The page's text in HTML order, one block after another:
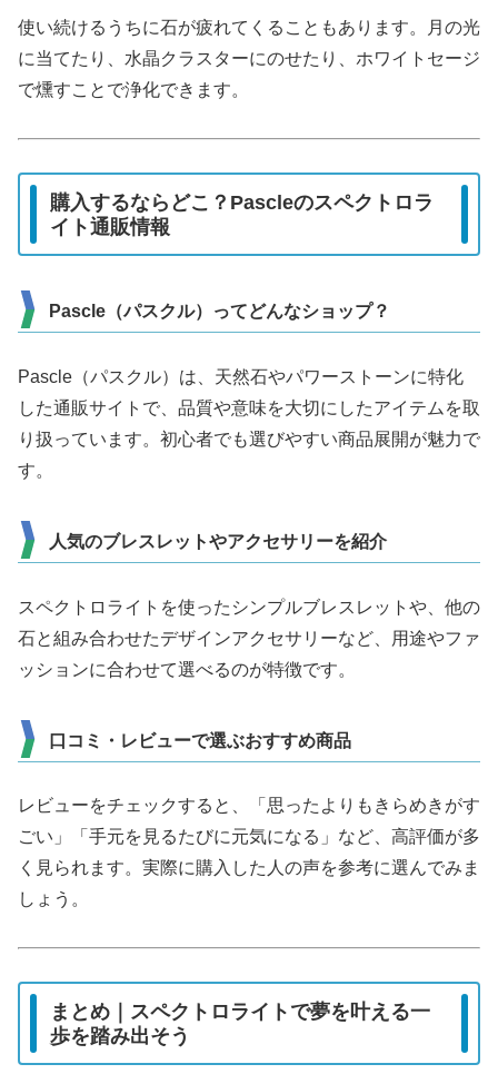
使い続けるうちに石が疲れてくることもあります。月の光
に当てたり、水晶クラスターにのせたり、ホワイトセージ
で燻すことで浄化できます。
購入するならどこ？Pascleのスペクトロラ
イト通販情報
Pascle（パスクル）ってどんなショップ？
Pascle（パスクル）は、天然石やパワーストーンに特化
した通販サイトで、品質や意味を大切にしたアイテムを取
り扱っています。初心者でも選びやすい商品展開が魅力で
す。
人気のブレスレットやアクセサリーを紹介
スペクトロライトを使ったシンプルブレスレットや、他の
石と組み合わせたデザインアクセサリーなど、用途やファ
ッションに合わせて選べるのが特徴です。
口コミ・レビューで選ぶおすすめ商品
レビューをチェックすると、「思ったよりもきらめきがす
ごい」「手元を見るたびに元気になる」など、高評価が多
く見られます。実際に購入した人の声を参考に選んでみま
しょう。
まとめ｜スペクトロライトで夢を叶える一
歩を踏み出そう